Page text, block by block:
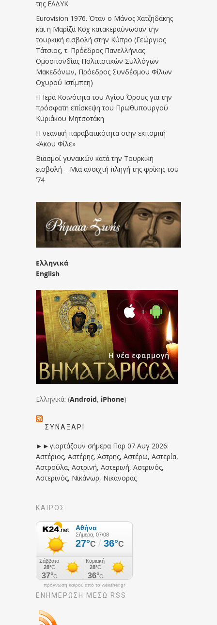
της ΕΛΔΥΚ
Eurovision 1976. Όταν ο Μάνος Χατζηδάκης
και η Μαρίζα Κοχ κατακεραύνωσαν την
τουρκική εισβολή στην Κύπρο (Γεώργιος
Τάτσιος, τ. Πρόεδρος Πανελλήνιας
Ομοσπονδίας Πολιτιστικών Συλλόγων
Μακεδόνων, Πρόεδρος Συνδέσμου Φίλων
Οχυρού Ιστίμπεη)
Η Ιερά Κοινότητα του Αγίου Όρους για την
πρόσφατη επίσκεψη του Πρωθυπουργού
Κυριάκου Μητσοτάκη
Η νεανική παραβατικότητα στην εκπομπή
«Άκου Φίλε»
Βιασμοί γυναικών κατά την Τουρκική
εισβολή – Μια ανοιχτή πληγή της φρίκης του
’74
Ελληνικά
English
Ελληνικά: (Android, iPhone)
ΣΥΝΑΞΆΡΙ
►►γιορτάζουν σήμερα Παρ 07 Αυγ 2026:
Αστέριος, Αστέρης, Αστρης, Αστέρω, Αστερία,
Αστρούλα, Αστρινή, Αστερινή, Αστρινός,
Αστερινός, Νικάνωρ, Νικάνορας
ΚΑΙΡΟΣ
πρόγνωση καιρού από το weather.gr
ΕΝΗΜΈΡΩΣΉ ΜΕΣΩ RSS